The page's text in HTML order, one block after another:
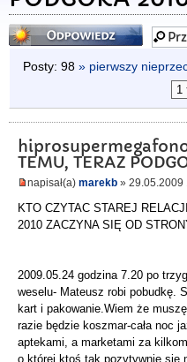
Odpowiedz
Posty: 98 » pierwszy
TEMU, TERAZ
napisał(a) marekb » 29.05.2009
KTO CZYTAC STAREJ
2010 ZACZYNA SIĘ OD
2009.05.24 godzina 7.20 po
weselu- Mateusz robi pobudkę.
kart i pakowanie.Wiem że
razie będzie koszmar-cała noc
aptekami, a marketami za
o której ktoś tak pozytywnie się